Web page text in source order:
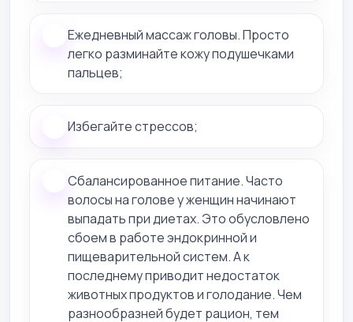
Ежедневный массаж головы. Просто
легко разминайте кожу подушечками
пальцев;
Избегайте стрессов;
Сбалансированное питание. Часто
волосы на голове у женщин начинают
выпадать при диетах. Это обусловлено
сбоем в работе эндокринной и
пищеварительной систем. А к
последнему приводит недостаток
животных продуктов и голодание. Чем
разнообразней будет рацион, тем